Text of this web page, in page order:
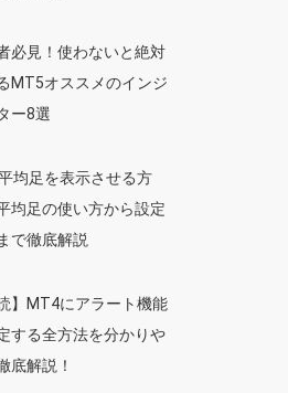
必見！使わないと絶対
MT5オススメのインジ
ー8選
均足を表示させる方
均足の使い方から設定
で徹底解説
】MT4にアラート機能
する全方法を分かりや
底解説！